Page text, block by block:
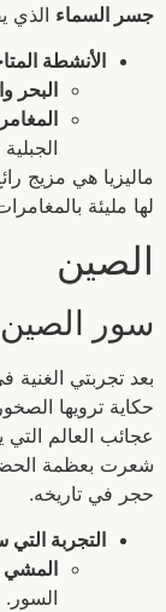
جسر السماء الذي
الأنشطة
البحر
ماليزيا هي مزيج
لها مليئة
الصين
سور
بعد تجربتي الغنية
حكاية ترويها
عجائب العالم
شعرت بعظمة
حجر في تاريخه.
التجربة
المشي
السور.